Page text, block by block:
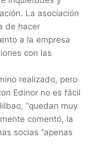
La asociación
de hacer
a la empresa
con las
realizado, pero
Edinor no es fácil
“quedan muy
comentó, la
socias “apenas